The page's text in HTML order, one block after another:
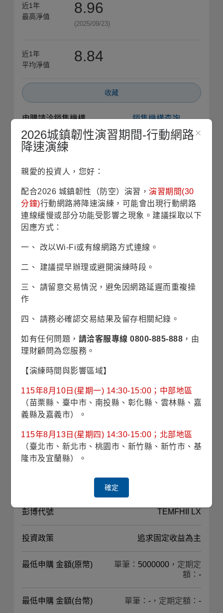
近1年
最高淨值
8.96
(2025/09/23)
近1年
平均淨值
8.84
收藏
申購請洽銷售機構 銷售機構查詢
基本資料
基金成立日
股份/級別發行日 2002/09/09
基金規模
風險等級
波動風險 4.31% (理柏三年期原幣別)
對應指數
ICE BofA US High Yield
最高手續費
投資標的 公司債券為主
投資地區 美國為主
計價幣別
彭博代號 TEMFHII LX
投資政策 追求固定收益為主
最低申購 金額(原幣)
單筆：5000000，定期定
額：-
最低申購 金額(台幣) 單筆：-，定期定額：-
2026城鎮韌性演習期間-行動網路
降速演練
親愛的投資人，您好：
配合2026 城鎮韌性（防空）演習，演習期間(30
分鐘)行動網路將降速演練，可能會出現行動網路
連線緩慢或部分功能受影響之現象。建議採取以下
因應方式：
一、 改以Wi-Fi或有線網路方式連線。
二、 建議提早辦理或避開演練時段。
三、 請留意交易情況，避免因網路延遲而重複操
作
四、 請務必確認交易結果及留存相關紀錄。
如有任何問題， 請洽客服專線 0800-885-888 ，由
理財顧問為您服務。
【演練時間與影響區域】
115年8月10日(星期一) 14:30-15:00；中部地區
（苗栗縣、臺中市、南投縣、彰化縣、雲林縣、嘉
義縣及嘉義市）。
115年8月13日(星期四) 14:30-15:00；北部地區
（臺北市、新北市、桃園市、新竹縣、新竹市、基
隆市及宜蘭縣）。
確定